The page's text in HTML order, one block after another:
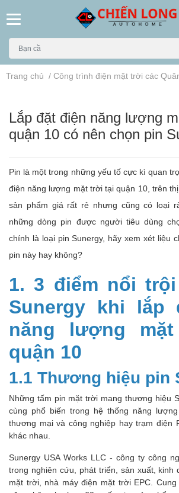
Trang chủ / Công trình điện mặt trời các
Lắp đặt điện năng lượng
quận 10 có nên chọn pin
Pin là một trong những yếu tố cực kì quan
điện năng lượng mặt trời tại quận 10, trên
sản phẩm giá rất rẻ nhưng cũng có loại
những dòng pin được người tiêu dùng
chính là loại pin Sunergy, hãy xem xét liệu
pin này hay không?
1. 3 điểm nổi
Sunergy khi lắp
năng lượng
quận 10
1.1 Thương hiệu pin
Những tấm pin mặt trời mang thương hiệu
cùng phổ biến trong hệ thống năng
thương mại và công nghiệp hay trạm điện
khác nhau.
Sunergy USA Works LLC - công ty công
trong nghiên cứu, phát triển, sản xuất, kinh
mặt trời, nhà máy điện mặt trời EPC.